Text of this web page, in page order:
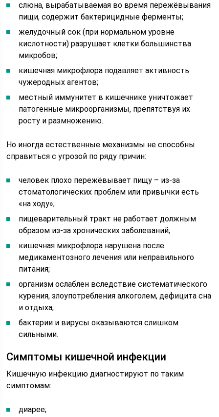
слюна, вырабатываемая во время пережёвывания
пищи, содержит бактерицидные ферменты;
желудочный сок (при нормальном уровне
кислотности) разрушает клетки большинства
микробов;
кишечная микрофлора подавляет активность
чужеродных агентов;
местный иммунитет в кишечнике уничтожает
патогенные микроорганизмы, препятствуя их
росту и размножению.
Но иногда естественные механизмы не способны
справиться с угрозой по ряду причин:
человек плохо пережёвывает пищу – из-за
стоматологических проблем или привычки есть
«на ходу»;
пищеварительный тракт не работает должным
образом из-за хронических заболеваний;
кишечная микрофлора нарушена после
медикаментозного лечения или неправильного
питания;
организм ослаблен вследствие систематического
курения, злоупотребления алкоголем, дефицита сна
и отдыха;
бактерии и вирусы оказываются слишком
сильными.
Симптомы кишечной инфекции
Кишечную инфекцию диагностируют по таким
симптомам:
диарее;